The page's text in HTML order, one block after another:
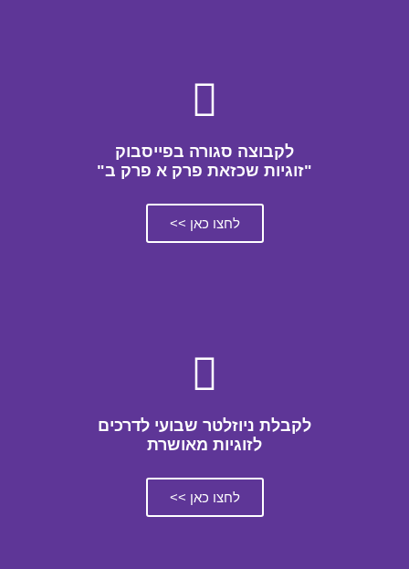
לקבוצה סגורה בפייסבוק
"זוגיות שכזאת פרק א פרק ב"
לחצו כאן >>
לקבלת ניוזלטר שבועי לדרכים
לזוגיות מאושרת
לחצו כאן >>